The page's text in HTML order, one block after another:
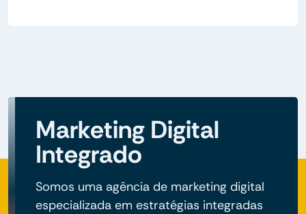
Marketing Digital
Integrado
Somos uma agência de marketing digital
especializada em estratégias integradas